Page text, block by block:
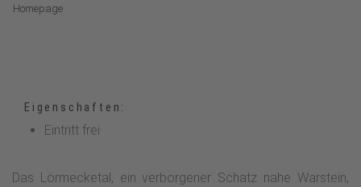
Homepage
Eigenschaften:
Eintritt frei
Das Lörmecketal, ein verborgener Schatz nahe Warstein,